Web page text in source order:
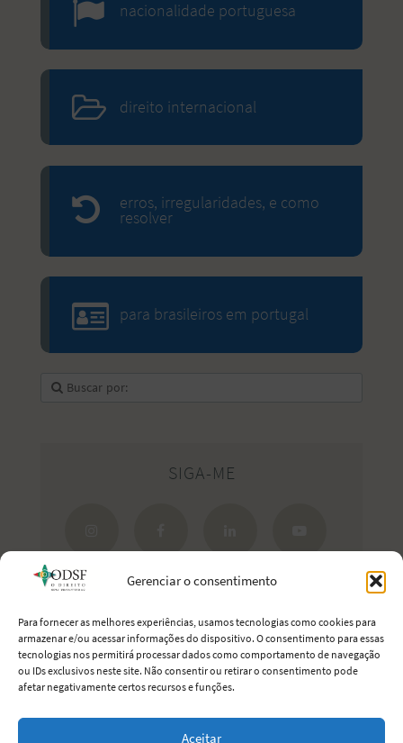
Gerenciar o consentimento
Para fornecer as melhores experiências, usamos tecnologias como cookies para
armazenar e/ou acessar informações do dispositivo. O consentimento para essas
tecnologias nos permitirá processar dados como comportamento de navegação
ou IDs exclusivos neste site. Não consentir ou retirar o consentimento pode
afetar negativamente certos recursos e funções.
Aceitar
nacionalidade portuguesa
direito internacional
erros, irregularidades, e como
resolver
para brasileiros em portugal
SIGA-ME
Estreite seus laços com Portugal.